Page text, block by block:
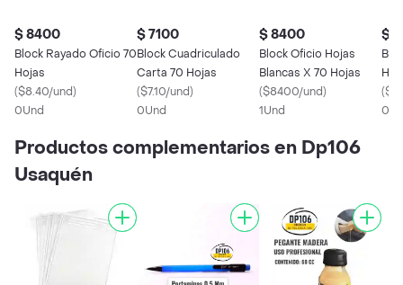
$ 8400
Block Rayado Oficio 70
Hojas
($8.40/und)
0Und
$ 7100
Block Cuadriculado
Carta 70 Hojas
($7.10/und)
0Und
$ 8400
Block Oficio Hojas
Blancas X 70 Hojas
($8400/und)
1Und
$
(
Productos complementarios en Dp106
Usaquén